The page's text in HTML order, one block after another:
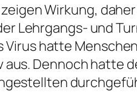
Wirkung,
Lehrgangs- und
hatte
Dennoch hatte